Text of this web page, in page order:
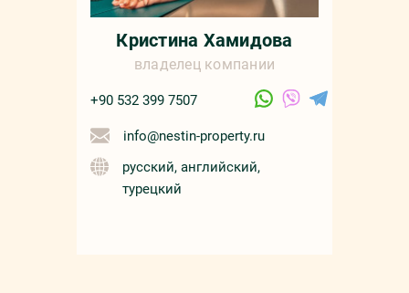
Кристина Хамидова
владелец компании
+90 532 399 7507
info@nestin-property.ru
русский, английский,
турецкий